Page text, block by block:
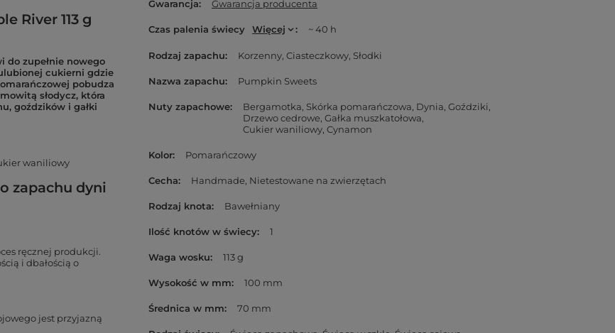
River 113 g
do zupełnie nowego
cukierni gdzie
pobudza
słodycz, która
goździków i gałki
waniliowy
zapachu dyni
ręcznej produkcji.
i dbałością o
jest przyjazną
Gwarancja Gwarancja producenta
Czas palenia świecy Więcej ~ 40 h
Rodzaj zapachu Korzenny Ciasteczkowy Słodki
Nazwa zapachu Pumpkin Sweets
Nuty zapachowe Bergamotka Skórka pomarańczowa Dynia Goździki
Drzewo cedrowe Gałka muszkatołowa
Cukier waniliowy Cynamon
Kolor Pomarańczowy
Cecha Handmade Nietestowane na zwierzętach
Rodzaj knota Bawełniany
Ilość knotów w świecy 1
Waga wosku 113 g
Wysokość w mm 100 mm
Średnica w mm 70 mm